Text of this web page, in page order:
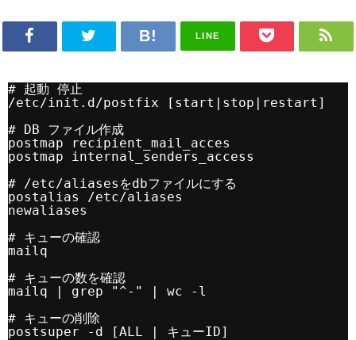
LINE
# 起動 停止
/etc/init.d/postfix [start|stop|restart]
# DB ファイル作成
postmap recipient_mail_acces
postmap internal_senders_access
# /etc/aliasesをdbファイルにする
postalias /etc/aliases
newaliases
# キューの確認
mailq
# キューの数を確認
mailq | grep "^-" | wc -l
# キューの削除
postsuper -d [ALL | キューID]